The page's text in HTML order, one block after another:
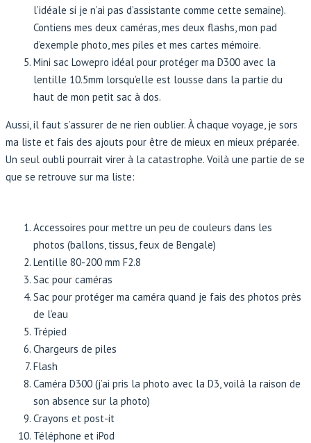
l’idéale si je n’ai pas d’assistante comme cette semaine).
Contiens mes deux caméras, mes deux flashs, mon pad
d’exemple photo, mes piles et mes cartes mémoire.
Mini sac Lowepro idéal pour protéger ma D300 avec la
lentille 10.5mm lorsqu’elle est lousse dans la partie du
haut de mon petit sac à dos.
Aussi, il faut s’assurer de ne rien oublier. À chaque voyage, je sors
ma liste et fais des ajouts pour être de mieux en mieux préparée.
Un seul oubli pourrait virer à la catastrophe. Voilà une partie de se
que se retrouve sur ma liste:
Accessoires pour mettre un peu de couleurs dans les
photos (ballons, tissus, feux de Bengale)
Lentille 80-200 mm F2.8
Sac pour caméras
Sac pour protéger ma caméra quand je fais des photos près
de l’eau
Trépied
Chargeurs de piles
Flash
Caméra D300 (j’ai pris la photo avec la D3, voilà la raison de
son absence sur la photo)
Crayons et post-it
Téléphone et iPod